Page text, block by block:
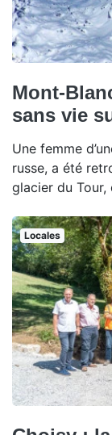
Mont-
sans vie
Une femme
russe, a été
glacier du Tour,
Locales